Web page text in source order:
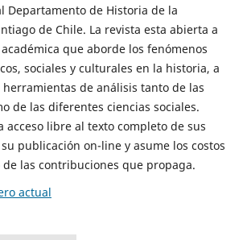
Departamento de Historia de la
de Chile. La revista esta abierta a
que aborde los fenómenos
sociales y culturales en la historia, a
de análisis tanto de las
de las diferentes ciencias sociales.
acceso libre al texto completo de sus
publicación on-line y asume los costos
las contribuciones que propaga.
actual